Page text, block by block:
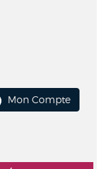
Mon Compte